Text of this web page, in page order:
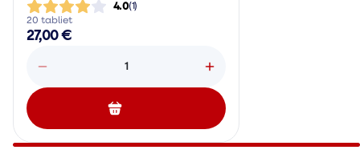
4.0(1)
20 tabliet
27,00 €
1